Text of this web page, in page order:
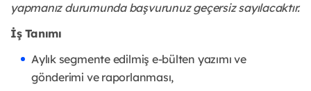
yapmanız durumunda başvurunuz geçersiz sayılacaktır.
İş Tanımı
Aylık segmente edilmiş e-bülten yazımı ve
gönderimi ve raporlanması,